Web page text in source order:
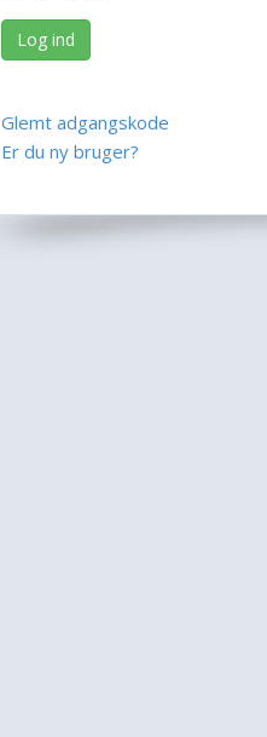
Log ind
Glemt adgangskode
Er du ny bruger?